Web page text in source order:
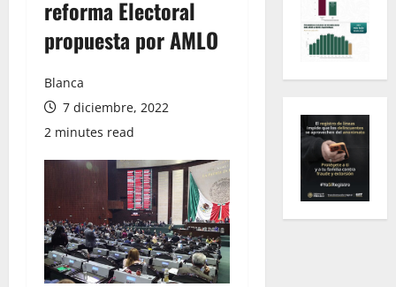
reforma Electoral
propuesta por AMLO
Blanca
7 diciembre, 2022
2 minutes read